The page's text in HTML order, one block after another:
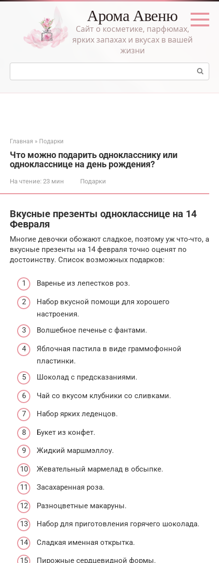
Перейти
Арома Авеню
Сайт о косметике, парфюмах,
ярких запахах и вкусах в вашей
жизни
Поиск:
Главная » Подарки
Что можно подарить однокласснику или
однокласснице на день рождения?
На чтение: 23 мин Подарки
Вкусные презенты однокласснице на 14
Февраля
Многие девочки обожают сладкое, поэтому уж что-что, а
вкусные презенты на 14 февраля точно оценят по
достоинству. Список возможных подарков:
Варенье из лепестков роз.
Набор вкусной помощи для хорошего
настроения.
Волшебное печенье с фантами.
Яблочная пастила в виде граммофонной
пластинки.
Шоколад с предсказаниями.
Чай со вкусом клубники со сливками.
Набор ярких леденцов.
Букет из конфет.
Жидкий маршмэллоу.
Жевательный мармелад в обсыпке.
Засахаренная роза.
Разноцветные макаруны.
Набор для приготовления горячего шоколада.
Сладкая именная открытка.
Пирожные сердцевидной формы.